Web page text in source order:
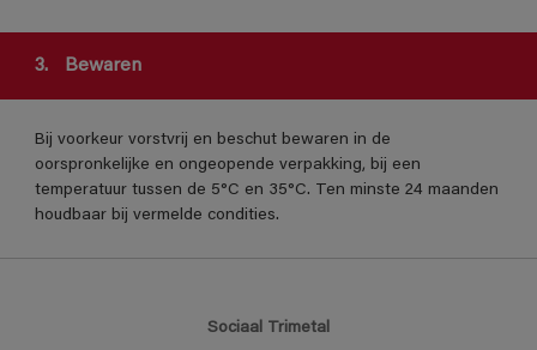
3. Bewaren
Bij voorkeur vorstvrij en beschut bewaren in de
oorspronkelijke en ongeopende verpakking, bij een
temperatuur tussen de 5°C en 35°C. Ten minste 24 maanden
houdbaar bij vermelde condities.
Sociaal Trimetal